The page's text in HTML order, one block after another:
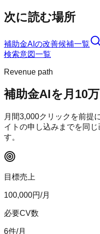
次に読む場所
補助金AI の改善候補一覧
検索意図一覧
Revenue path
補助金AIを月10
月間3,000クリックを前提
イトの申し込みまでを同
す。
目標売上
100,000円/月
必要CV数
6件/月